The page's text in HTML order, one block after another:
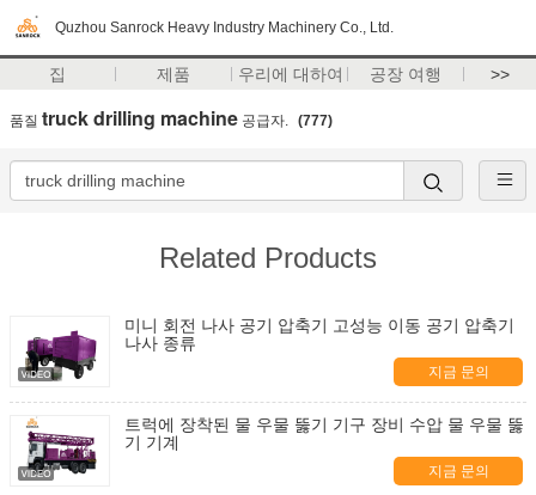
Quzhou Sanrock Heavy Industry Machinery Co., Ltd.
집 제품 우리에 대하여 공장 여행 >>
품질 truck drilling machine 공급자. (777)
Related Products
미니 회전 나사 공기 압축기 고성능 이동 공기 압축기
나사 종류
지금 문의
트럭에 장착된 물 우물 뚫기 기구 장비 수압 물 우물 뚫
기 기계
지금 문의